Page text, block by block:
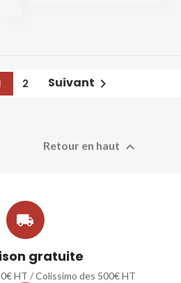
2 Suivant 
Retour en haut 

gratuite
HT / Colissimo des 500€ HT